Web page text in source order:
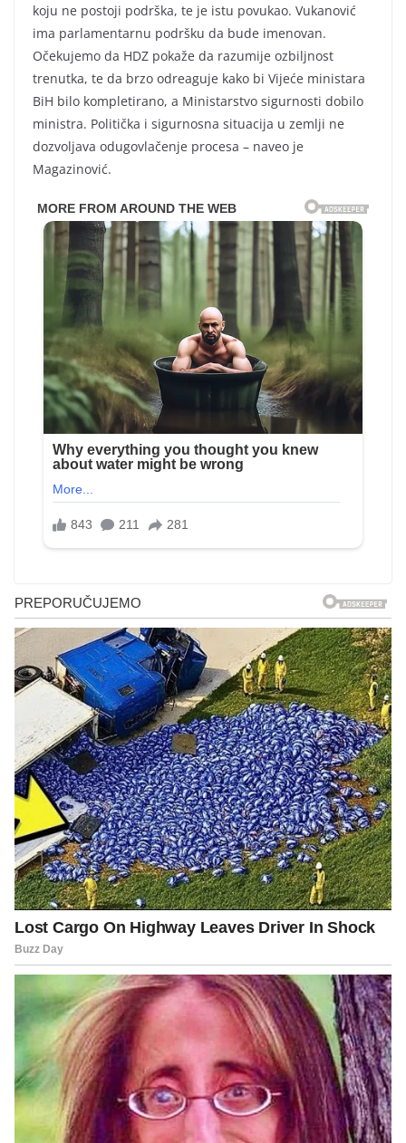
koju ne postoji podrška, te je istu povukao. Vukanović
ima parlamentarnu podršku da bude imenovan.
Očekujemo da HDZ pokaže da razumije ozbiljnost
trenutka, te da brzo odreaguje kako bi Vijeće ministara
BiH bilo kompletirano, a Ministarstvo sigurnosti dobilo
ministra. Politička i sigurnosna situacija u zemlji ne
dozvoljava odugovlačenje procesa – naveo je
Magazinović.